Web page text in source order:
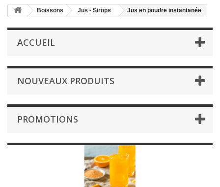
Boissons Jus - Sirops Jus en poudre instantanée
ACCUEIL
NOUVEAUX PRODUITS
PROMOTIONS